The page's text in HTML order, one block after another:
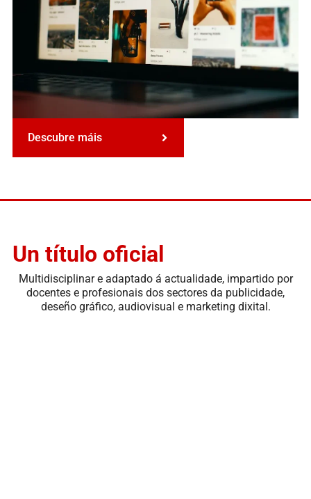
Descubre máis
Un título oficial
Multidisciplinar e adaptado á actualidade, impartido por
docentes e profesionais dos sectores da publicidade,
deseño gráfico, audiovisual e marketing dixital.